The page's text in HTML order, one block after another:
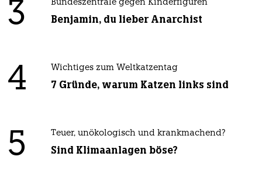
3 Bundeszentrale gegen Kinderfiguren
Benjamin, du lieber Anarchist
4 Wichtiges zum Weltkatzentag
7 Gründe, warum Katzen links sind
5 Teuer, unökologisch und krankmachend?
Sind Klimaanlagen böse?